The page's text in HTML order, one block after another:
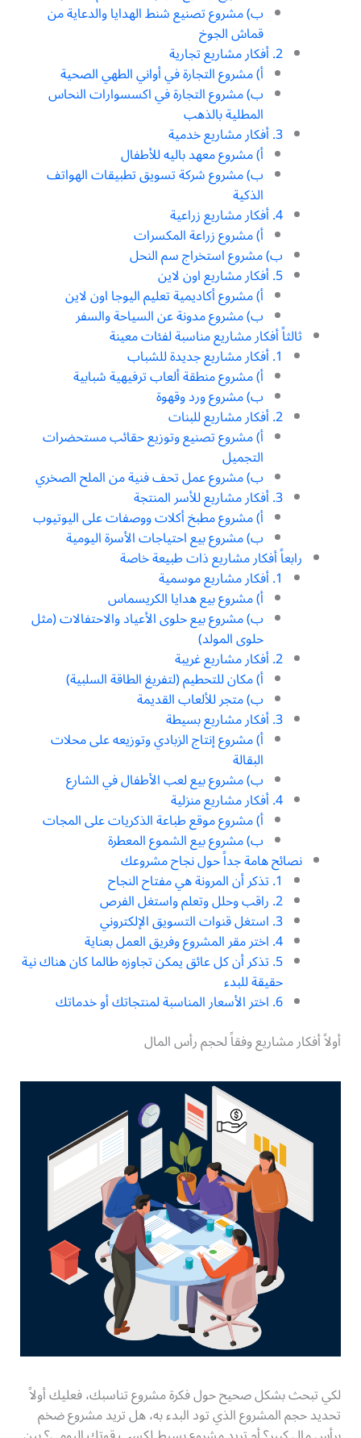
ب) مشروع تصنيع شنط الهدايا والدعاية من
قماش الجوخ
2. أفكار مشاريع تجارية
أ) مشروع التجارة في أواني الطهي الصحية
ب) مشروع التجارة في اكسسوارات النحاس
المطلية بالذهب
3. أفكار مشاريع خدمية
أ) مشروع معهد باليه للأطفال
ب) مشروع شركة تسويق تطبيقات الهواتف
الذكية
4. أفكار مشاريع زراعية
أ) مشروع زراعة المكسرات
ب) مشروع استخراج سم النحل
5. أفكار مشاريع اون لاين
أ) مشروع أكاديمية تعليم اليوجا اون لاين
ب) مشروع مدونة عن السياحة والسفر
ثالثاً أفكار مشاريع مناسبة لفئات معينة
1. أفكار مشاريع جديدة للشباب
أ) مشروع منطقة ألعاب ترفيهية شبابية
ب) مشروع ورد وقهوة
2. أفكار مشاريع للبنات
أ) مشروع تصنيع وتوزيع حقائب مستحضرات
التجميل
ب) مشروع عمل تحف فنية من الملح الصخري
3. أفكار مشاريع للأسر المنتجة
أ) مشروع مطبخ أكلات ووصفات على اليوتيوب
ب) مشروع بيع احتياجات الأسرة اليومية
رابعاً أفكار مشاريع ذات طبيعة خاصة
1. أفكار مشاريع موسمية
أ) مشروع بيع هدايا الكريسماس
ب) مشروع بيع حلوى الأعياد والاحتفالات (مثل
حلوى المولد)
2. أفكار مشاريع غريبة
أ) مكان للتحطيم (لتفريغ الطاقة السلبية)
ب) متجر للألعاب القديمة
3. أفكار مشاريع بسيطة
أ) مشروع إنتاج الزبادي وتوزيعه على محلات
البقالة
ب) مشروع بيع لعب الأطفال في الشارع
4. أفكار مشاريع منزلية
أ) مشروع موقع طباعة الذكريات على المجات
ب) مشروع بيع الشموع المعطرة
نصائح هامة جداً حول نجاح مشروعك
1. تذكر أن المرونة هي مفتاح النجاح
2. راقب وحلل وتعلم واستغل الفرص
3. استغل قنوات التسويق الإلكتروني
4. اختر مقر المشروع وفريق العمل بعناية
5. تذكر أن كل عائق يمكن تجاوزه طالما كان هناك نية
حقيقة للبدء
6. اختر الأسعار المناسبة لمنتجاتك أو خدماتك
أولاً أفكار مشاريع وفقاً لحجم رأس المال
لكي تبحث بشكل صحيح حول فكرة مشروع تناسبك، فعليك أولاً
تحديد حجم المشروع الذي تود البدء به، هل تريد مشروع ضخم